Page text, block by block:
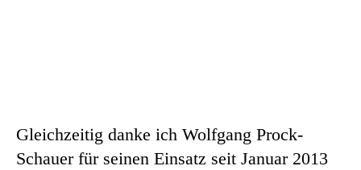
Gleichzeitig danke ich Wolfgang Prock-
Schauer für seinen Einsatz seit Januar 2013